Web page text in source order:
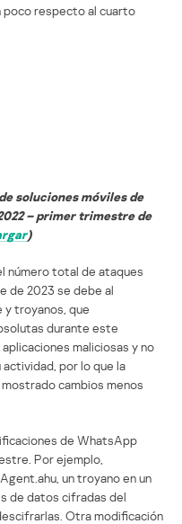
poco respecto al cuarto
soluciones móviles de
– primer trimestre de
)
número total de ataques
de 2023 se debe al
y troyanos, que
durante este
maliciosas y no
por lo que la
cambios menos
de WhatsApp
Por ejemplo,
un troyano en un
de datos cifradas del
Otra modificación